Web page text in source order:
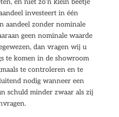
en niet zo’n klein beetje
investeert in één
aandeel zonder nominale
geen nominale waarde
dan vragen wij u
te komen in de showroom
te controleren en te
nodig wanneer een
schuld minder zwaar als zij